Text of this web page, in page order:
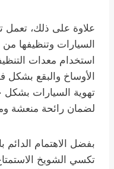
علاوة على ذلك،
السيارات وتنظيفها
استخدام معدات
الأوساخ والبقع
تهوية السيارات
لضمان رائحة منعشة
بفضل الاهتمام الدائم
تكسي الشويخ